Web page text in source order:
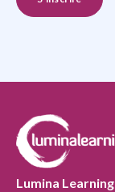
Lumina Learning